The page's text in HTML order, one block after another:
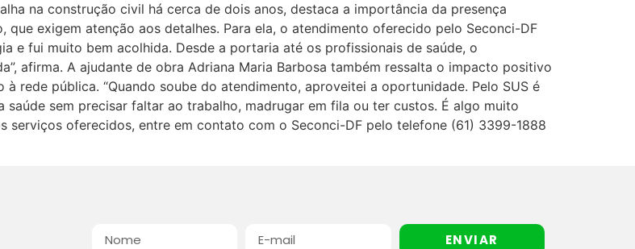
na construção civil há cerca de dois anos, destaca a importância da presença
que exigem atenção aos detalhes. Para ela, o atendimento oferecido pelo Seconci-DF
e fui muito bem acolhida. Desde a portaria até os profissionais de saúde, o
afirma. A ajudante de obra Adriana Maria Barbosa também ressalta o impacto positivo
rede pública. “Quando soube do atendimento, aproveitei a oportunidade. Pelo SUS é
sem precisar faltar ao trabalho, madrugar em fila ou ter custos. É algo muito
serviços oferecidos, entre em contato com o Seconci-DF pelo telefone (61) 3399-1888
ENVIAR